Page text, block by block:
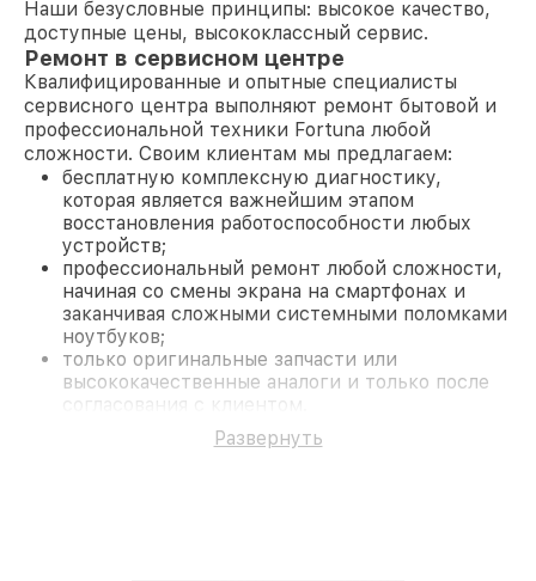
Наши безусловные принципы: высокое качество,
доступные цены, высококлассный сервис.
Ремонт в сервисном центре
Квалифицированные и опытные специалисты
сервисного центра выполняют ремонт бытовой и
профессиональной техники Fortuna любой
сложности. Своим клиентам мы предлагаем:
бесплатную комплексную диагностику,
которая является важнейшим этапом
восстановления работоспособности любых
устройств;
профессиональный ремонт любой сложности,
начиная со смены экрана на смартфонах и
заканчивая сложными системными поломками
ноутбуков;
только оригинальные запчасти или
высококачественные аналоги и только после
согласования с клиентом.
На все работы и замененные комплектующие
предоставляется длительная гарантия. В случае
Развернуть